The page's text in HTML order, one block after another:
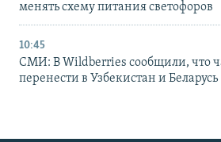
менять схему питания светофоров
10:45
СМИ: В Wildberries сообщили, что
перенести в Узбекистан и Беларусь